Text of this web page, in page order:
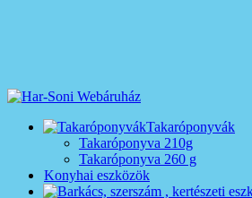
Takaróponyvák
Takaróponyva 210g
Takaróponyva 260 g
Konyhai eszközök